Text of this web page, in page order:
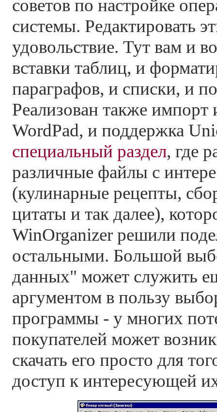
советов по настройке
системы. Редактировать
удовольствие. Тут вам и
вставки таблиц, и
параграфов, и списки, и
Реализован также импорт
WordPad, и поддержка
специальный раздел, где
различные файлы с
(кулинарные рецепты,
цитаты и так далее),
WinOrganizer решили
остальными. Большой
данных" может служить
аргументом в пользу
программы - у многих
покупателей может
скачать его просто для
доступ к интересующей